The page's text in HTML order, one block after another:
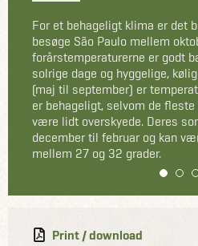
For et behageligt klima er det
besøge São Paulo mellem
forårstemperaturerne er godt
solrige dage og hyggelige,
(maj til september) er
er behageligt, selvom de
være lidt overskyede. Deres
december til februar og kan
mellem 27 og 32 grader.
1 2 3
Print / download